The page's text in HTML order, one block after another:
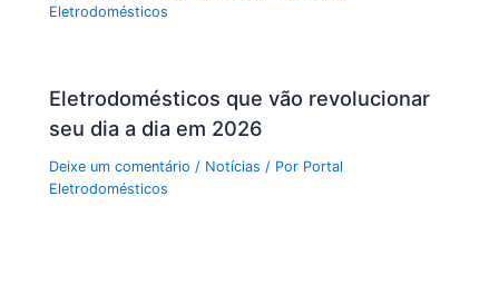
Eletrodomésticos
Eletrodomésticos que vão revolucionar
seu dia a dia em 2026
Deixe um comentário / Notícias / Por Portal
Eletrodomésticos